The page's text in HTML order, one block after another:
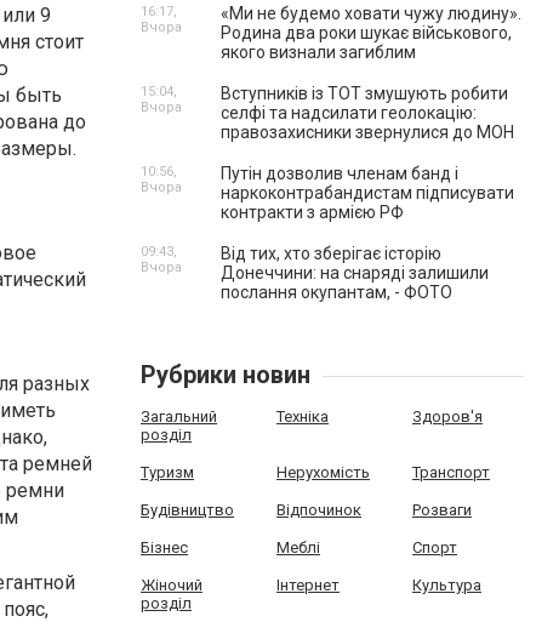
9
стоит
быть
до
разных
ремней
ремни
«Ми не будемо ховати чужу людину».
Родина два роки шукає військового,
якого визнали загиблим
16:17,
Вчора
Вступників із ТОТ змушують робити
селфі та надсилати геолокацію:
правозахисники звернулися до МОН
15:04,
Вчора
Путін дозволив членам банд і
наркоконтрабандистам підписувати
контракти з армією РФ
10:56,
Вчора
Від тих, хто зберігає історію
Донеччини: на снаряді залишили
послання окупантам, - ФОТО
09:43,
Вчора
Рубрики новин
Загальний
розділ
Техніка Здоров'я
Туризм Нерухомість Транспорт
Будівництво Відпочинок Розваги
Бізнес Меблі Спорт
Жіночий
розділ
Інтернет Культура